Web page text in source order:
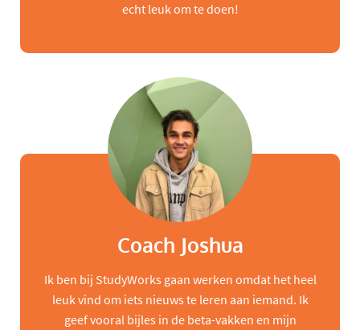
echt leuk om te doen!
Coach Joshua
Ik ben bij StudyWorks gaan werken omdat het heel
leuk vind om iets nieuws te leren aan iemand. Ik
geef vooral bijles in de beta-vakken en mijn